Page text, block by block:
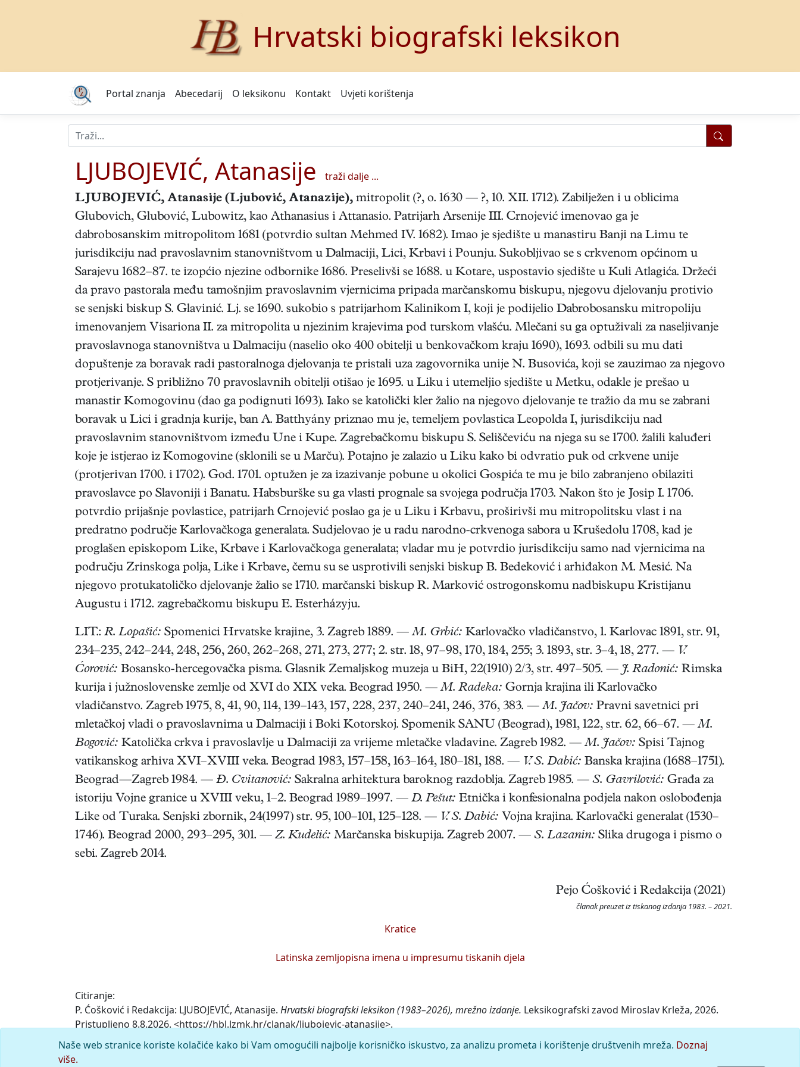
Hrvatski biografski leksikon
Portal znanja Abecedarij O leksikonu Kontakt Uvjeti korištenja
LJUBOJEVIĆ, Atanasije traži dalje ...
LJUBOJEVIĆ, Atanasije (Ljubović, Atanazije), mitropolit (?, o. 1630 — ?, 10. XII. 1712). Zabilježen i u oblicima
Glubovich, Glubović, Lubowitz, kao Athanasius i Attanasio. Patrijarh Arsenije III. Crnojević imenovao ga je
dabrobosanskim mitropolitom 1681 (potvrdio sultan Mehmed IV. 1682). Imao je sjedište u manastiru Banji na Limu te
jurisdikciju nad pravoslavnim stanovništvom u Dalmaciji, Lici, Krbavi i Pounju. Sukobljivao se s crkvenom općinom u
Sarajevu 1682–87. te izopćio njezine odbornike 1686. Preselivši se 1688. u Kotare, uspostavio sjedište u Kuli Atlagića. Držeći
da pravo pastorala među tamošnjim pravoslavnim vjernicima pripada marčanskomu biskupu, njegovu djelovanju protivio
se senjski biskup S. Glavinić. Lj. se 1690. sukobio s patrijarhom Kalinikom I, koji je podijelio Dabrobosansku mitropoliju
imenovanjem Visariona II. za mitropolita u njezinim krajevima pod turskom vlašću. Mlečani su ga optuživali za naseljivanje
pravoslavnoga stanovništva u Dalmaciju (naselio oko 400 obitelji u benkovačkom kraju 1690), 1693. odbili su mu dati
dopuštenje za boravak radi pastoralnoga djelovanja te pristali uza zagovornika unije N. Busovića, koji se zauzimao za njegovo
protjerivanje. S približno 70 pravoslavnih obitelji otišao je 1695. u Liku i utemeljio sjedište u Metku, odakle je prešao u
manastir Komogovinu (dao ga podignuti 1693). Iako se katolički kler žalio na njegovo djelovanje te tražio da mu se zabrani
boravak u Lici i gradnja kurije, ban A. Batthyány priznao mu je, temeljem povlastica Leopolda I, jurisdikciju nad
pravoslavnim stanovništvom između Une i Kupe. Zagrebačkomu biskupu S. Seliščeviću na njega su se 1700. žalili kaluđeri
koje je istjerao iz Komogovine (sklonili se u Marču). Potajno je zalazio u Liku kako bi odvratio puk od crkvene unije
(protjerivan 1700. i 1702). God. 1701. optužen je za izazivanje pobune u okolici Gospića te mu je bilo zabranjeno obilaziti
pravoslavce po Slavoniji i Banatu. Habsburške su ga vlasti prognale sa svojega područja 1703. Nakon što je Josip I. 1706.
potvrdio prijašnje povlastice, patrijarh Crnojević poslao ga je u Liku i Krbavu, proširivši mu mitropolitsku vlast i na
predratno područje Karlovačkoga generalata. Sudjelovao je u radu narodno-crkvenoga sabora u Krušedolu 1708, kad je
proglašen episkopom Like, Krbave i Karlovačkoga generalata; vladar mu je potvrdio jurisdikciju samo nad vjernicima na
području Zrinskoga polja, Like i Krbave, čemu su se usprotivili senjski biskup B. Bedeković i arhiđakon M. Mesić. Na
njegovo protukatoličko djelovanje žalio se 1710. marčanski biskup R. Marković ostrogonskomu nadbiskupu Kristijanu
Augustu i 1712. zagrebačkomu biskupu E. Esterházyju.
LIT.: R. Lopašić: Spomenici Hrvatske krajine, 3. Zagreb 1889. —M. Grbić: Karlovačko vladičanstvo, 1. Karlovac 1891, str. 91,
234–235, 242–244, 248, 256, 260, 262–268, 271, 273, 277; 2. str. 18, 97–98, 170, 184, 255; 3. 1893, str. 3–4, 18, 277. — V.
Ćorović: Bosansko-hercegovačka pisma. Glasnik Zemaljskog muzeja u BiH, 22(1910) 2/3, str. 497–505. —J. Radonić: Rimska
kurija i južnoslovenske zemlje od XVI do XIX veka. Beograd 1950. —M. Radeka: Gornja krajina ili Karlovačko
vladičanstvo. Zagreb 1975, 8, 41, 90, 114, 139–143, 157, 228, 237, 240–241, 246, 376, 383. —M. Jačov: Pravni savetnici pri
mletačkoj vladi o pravoslavnima u Dalmaciji i Boki Kotorskoj. Spomenik SANU (Beograd), 1981, 122, str. 62, 66–67. —M.
Bogović: Katolička crkva i pravoslavlje u Dalmaciji za vrijeme mletačke vladavine. Zagreb 1982. —M. Jačov: Spisi Tajnog
vatikanskog arhiva XVI–XVIII veka. Beograd 1983, 157–158, 163–164, 180–181, 188. — V. S. Dabić: Banska krajina (1688–1751).
Beograd—Zagreb 1984. — Đ. Cvitanović: Sakralna arhitektura baroknog razdoblja. Zagreb 1985. — S. Gavrilović: Građa za
istoriju Vojne granice u XVIII veku, 1–2. Beograd 1989–1997. — D. Pešut: Etnička i konfesionalna podjela nakon oslobođenja
Like od Turaka. Senjski zbornik, 24(1997) str. 95, 100–101, 125–128. — V. S. Dabić: Vojna krajina. Karlovački generalat (1530–
1746). Beograd 2000, 293–295, 301. —Z. Kudelić: Marčanska biskupija. Zagreb 2007. — S. Lazanin: Slika drugoga i pismo o
sebi. Zagreb 2014.
Pejo Ćošković i Redakcija (2021)
članak preuzet iz tiskanog izdanja 1983. – 2021.
Kratice
Latinska zemljopisna imena u impresumu tiskanih djela
Citiranje:
P. Ćošković i Redakcija: LJUBOJEVIĆ, Atanasije. Hrvatski biografski leksikon (1983–2026), mrežno izdanje. Leksikografski zavod Miroslav Krleža, 2026.
Pristupljeno 8.8.2026. <https://hbl.lzmk.hr/clanak/ljubojevic-atanasije>.
Komentar
Naše web stranice koriste kolačiće kako bi Vam omogućili najbolje korisničko iskustvo, za analizu prometa i korištenje društvenih mreža. Doznaj
više.